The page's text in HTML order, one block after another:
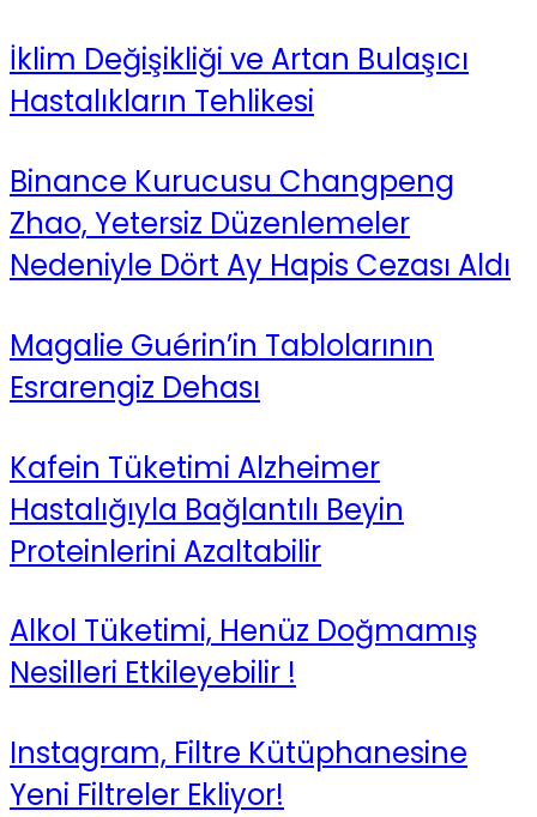
İklim Değişikliği ve Artan Bulaşıcı
Hastalıkların Tehlikesi
Binance Kurucusu Changpeng
Zhao, Yetersiz Düzenlemeler
Nedeniyle Dört Ay Hapis Cezası Aldı
Magalie Guérin’in Tablolarının
Esrarengiz Dehası
Kafein Tüketimi Alzheimer
Hastalığıyla Bağlantılı Beyin
Proteinlerini Azaltabilir
Alkol Tüketimi, Henüz Doğmamış
Nesilleri Etkileyebilir !
Instagram, Filtre Kütüphanesine
Yeni Filtreler Ekliyor!